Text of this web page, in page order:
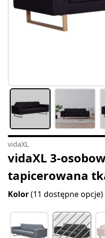
vidaXL
vidaXL 3-
tapicerowana
Kolor(11 dostępne opcje)